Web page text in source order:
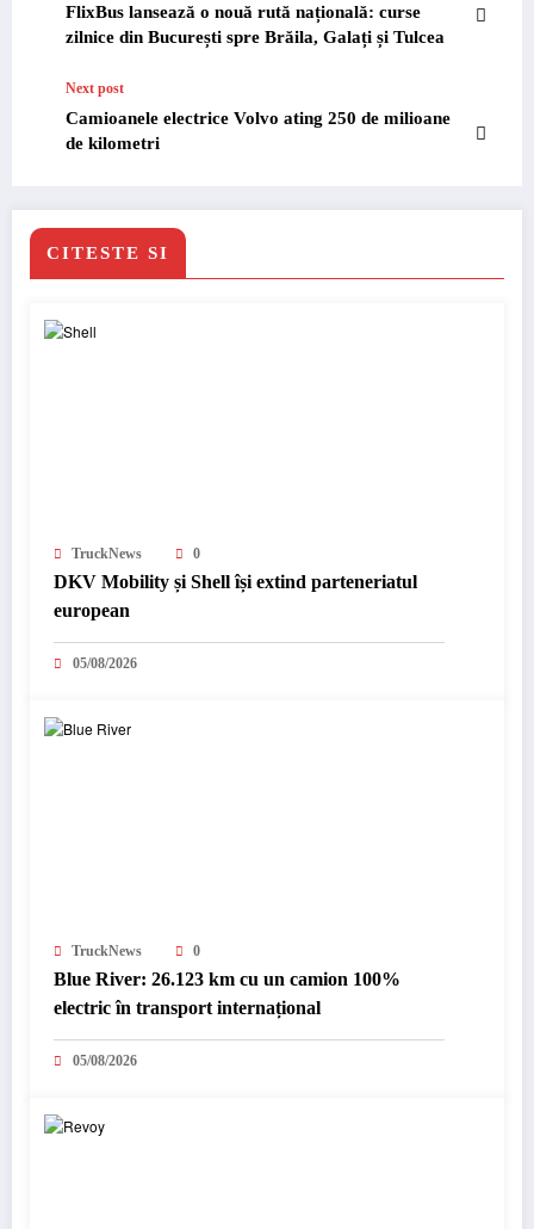
FlixBus lansează o nouă rută națională: curse
zilnice din București spre Brăila, Galați și Tulcea
Next post
Camioanele electrice Volvo ating 250 de milioane
de kilometri
CITESTE SI
TruckNews 0
DKV Mobility și Shell își extind parteneriatul
european
05/08/2026
TruckNews 0
Blue River: 26.123 km cu un camion 100%
electric în transport internațional
05/08/2026